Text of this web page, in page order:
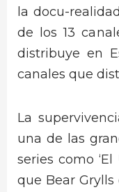
la docu-
de los 13
distribuye en
canales que
La
una de las
series como
que Bear Grylls